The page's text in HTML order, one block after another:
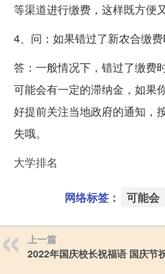
等渠道进行缴费，这样既方便又
4、问：如果错过了新农合缴
答：一般情况下，错过了缴费
可能会有一定的滞纳金，如果
好提前关注当地政府的通知，
失哦。
大学排名
网络标签： 可能会
上一篇
2022年国庆校长祝福语 国庆节